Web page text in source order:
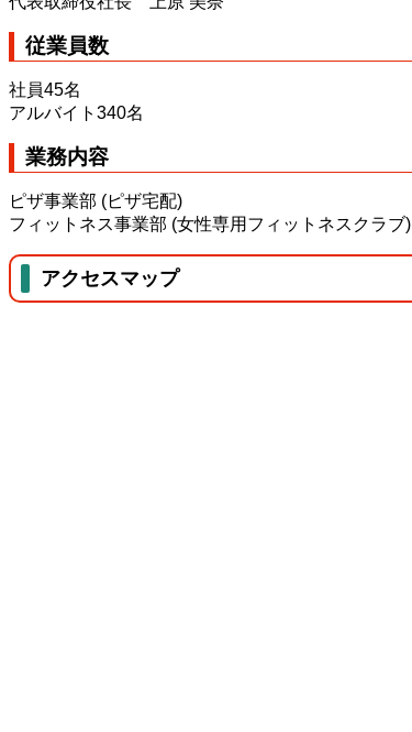
従業員数
社員45名
アルバイト340名
業務内容
ピザ事業部 (ピザ宅配)
フィットネス事業部 (女性専用フィットネスクラブ)
アクセスマップ